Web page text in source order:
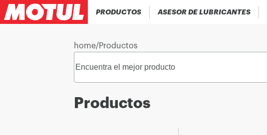
PRODUCTOS ASESOR DE LUBRICANTES
home/Productos
Productos